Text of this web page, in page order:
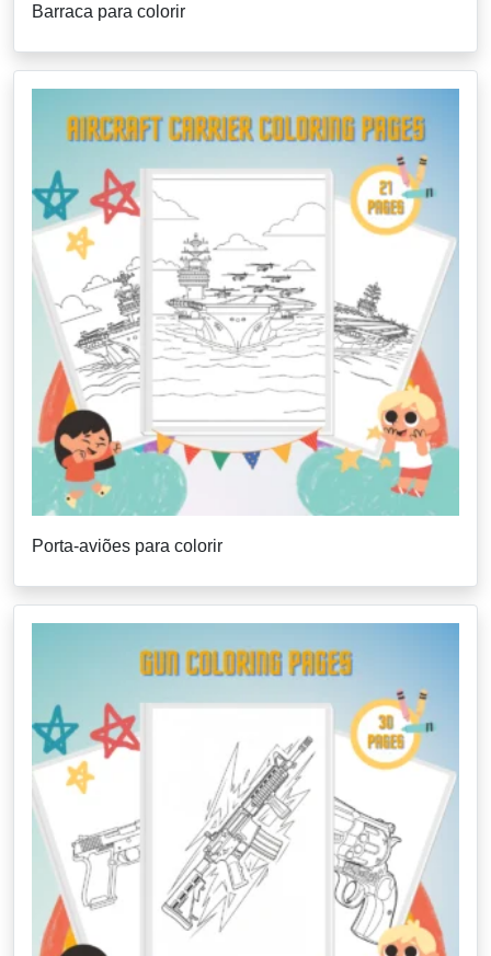
Barraca para colorir
Porta-aviões para colorir